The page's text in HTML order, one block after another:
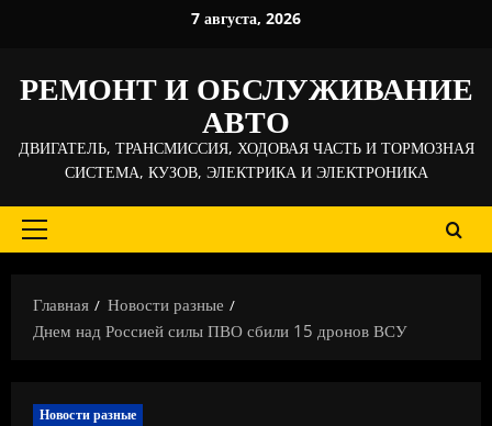
7 августа, 2026
РЕМОНТ И ОБСЛУЖИВАНИЕ
АВТО
ДВИГАТЕЛЬ, ТРАНСМИССИЯ, ХОДОВАЯ ЧАСТЬ И ТОРМОЗНАЯ
СИСТЕМА, КУЗОВ, ЭЛЕКТРИКА И ЭЛЕКТРОНИКА
Основное
Главная
Новости разные
Днем над Россией силы ПВО сбили 15 дронов ВСУ
Новости разные